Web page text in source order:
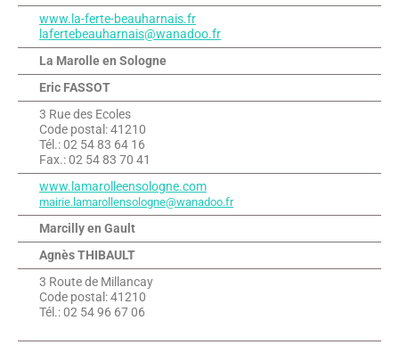
www.la-ferte-beauharnais.fr
lafertebeauharnais@wanadoo.fr
La Marolle en Sologne
Eric FASSOT
3 Rue des Ecoles
Code postal: 41210
Tél.: 02 54 83 64 16
Fax.: 02 54 83 70 41
www.lamarolleensologne.com
mairie.lamarollensologne@wanadoo.fr
Marcilly en Gault
Agnès THIBAULT
3 Route de Millancay
Code postal: 41210
Tél.: 02 54 96 67 06